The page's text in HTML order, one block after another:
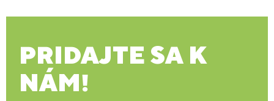
PRIDAJTE SA K
NÁM!